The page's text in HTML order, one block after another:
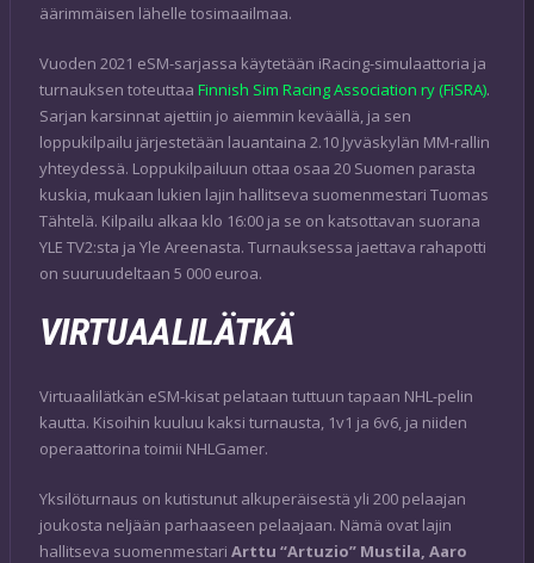
äärimmäisen lähelle tosimaailmaa.
Vuoden 2021 eSM-sarjassa käytetään iRacing-simulaattoria ja
turnauksen toteuttaa Finnish Sim Racing Association ry (FiSRA).
Sarjan karsinnat ajettiin jo aiemmin keväällä, ja sen
loppukilpailu järjestetään lauantaina 2.10 Jyväskylän MM-rallin
yhteydessä. Loppukilpailuun ottaa osaa 20 Suomen parasta
kuskia, mukaan lukien lajin hallitseva suomenmestari Tuomas
Tähtelä. Kilpailu alkaa klo 16:00 ja se on katsottavan suorana
YLE TV2:sta ja Yle Areenasta. Turnauksessa jaettava rahapotti
on suuruudeltaan 5 000 euroa.
VIRTUAALILÄTKÄ
Virtuaalilätkän eSM-kisat pelataan tuttuun tapaan NHL-pelin
kautta. Kisoihin kuuluu kaksi turnausta, 1v1 ja 6v6, ja niiden
operaattorina toimii NHLGamer.
Yksilöturnaus on kutistunut alkuperäisestä yli 200 pelaajan
joukosta neljään parhaaseen pelaajaan. Nämä ovat lajin
hallitseva suomenmestari Arttu “Artuzio” Mustila, Aaro